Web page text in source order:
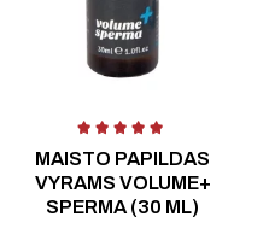
MAISTO PAPILDAS
VYRAMS VOLUME+
SPERMA (30 ML)
4.00